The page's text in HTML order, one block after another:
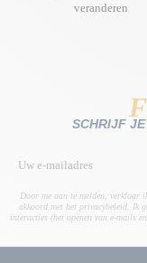
veranderen
SCHRIJF
Door me aan te melden, verklaar
akkoord met het privacybeleid. Ik
interacties (het openen van e-mails